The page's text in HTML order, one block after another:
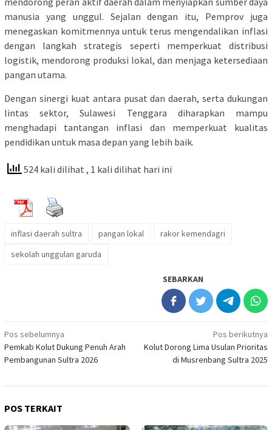
manusia yang unggul. Sejalan dengan itu, Pemprov juga
menegaskan komitmennya untuk terus mengendalikan inflasi
dengan langkah strategis seperti memperkuat distribusi
logistik, mendorong produksi lokal, dan menjaga ketersediaan
pangan utama.
Dengan sinergi kuat antara pusat dan daerah, serta dukungan
lintas sektor, Sulawesi Tenggara diharapkan mampu
menghadapi tantangan inflasi dan memperkuat kualitas
pendidikan untuk masa depan yang lebih baik.
524 kali dilihat , 1 kali dilihat hari ini
inflasi daerah sultra pangan lokal
rakor kemendagri
sekolah unggulan garuda
SEBARKAN
Navigasi
pos
Pos sebelumnya
Pemkab Kolut Dukung Penuh Arah
Pembangunan Sultra 2026
Pos berikutnya
Kolut Dorong Lima Usulan Prioritas
di Musrenbang Sultra 2025
POS TERKAIT